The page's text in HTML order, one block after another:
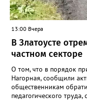
13:00 Вчера
В Златоусте
частном секторе
О том, что в порядок
Нагорная, сообщили
общественникам
педагогического